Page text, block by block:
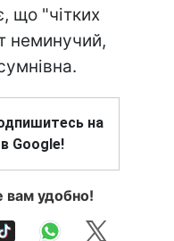
що "чітких
неминучий,
на
Google!
вам удобно!